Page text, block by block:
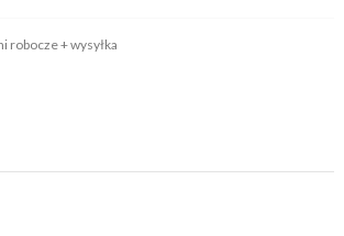
robocze + wysyłka